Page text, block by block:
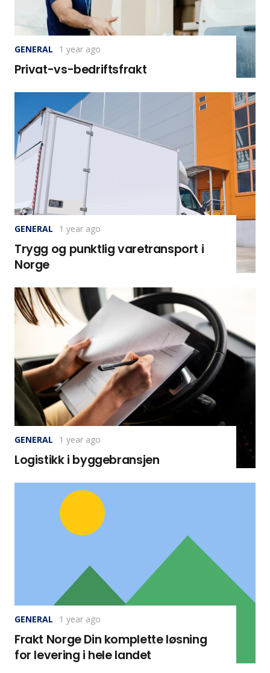
GENERAL 1 year ago
Privat-vs-bedriftsfrakt
GENERAL 1 year ago
Trygg og punktlig varetransport i
Norge
GENERAL 1 year ago
Logistikk i byggebransjen
GENERAL 1 year ago
Frakt Norge Din komplette løsning
for levering i hele landet